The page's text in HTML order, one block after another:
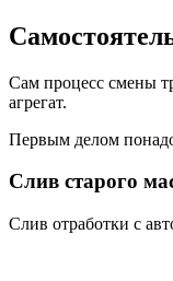
Сам процесс смены
агрегат.
Первым делом
Слив старого
Слив отработки с